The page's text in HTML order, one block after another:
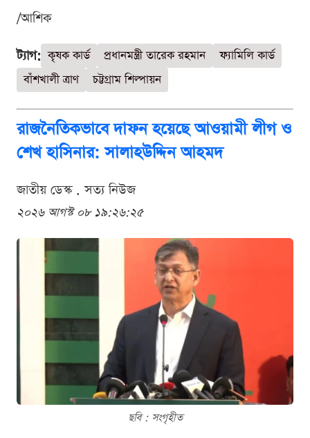
/আশিক
ট্যাগ: কৃষক কার্ড প্রধানমন্ত্রী তারেক রহমান
ফ্যামিলি কার্ড
বাঁশখালী ত্রাণ
চট্টগ্রাম শিল্পায়ন
রাজনৈতিকভাবে দাফন হয়েছে আওয়ামী লীগ ও
শেখ হাসিনার: সালাহউদ্দিন আহমদ
জাতীয় ডেস্ক . সত্য নিউজ
২০২৬ আগস্ট ০৮ ১৯:২৬:২৫
ছবি : সংগৃহীত